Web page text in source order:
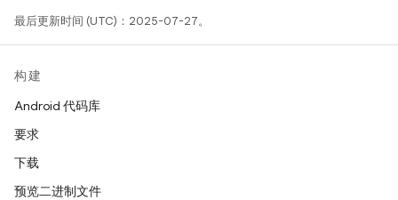
最后更新时间 (UTC)：2025-07-27。
构建
Android 代码库
要求
下载
预览二进制文件